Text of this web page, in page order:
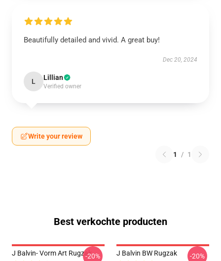
Beautifully detailed and vivid. A great buy!
Dec 20, 2024
L Lillian
Verified owner
Write your review
1 / 1
Best verkochte producten
J Balvin- Vorm Art Rugzak-20% J Balvin BW Rugzak -20%